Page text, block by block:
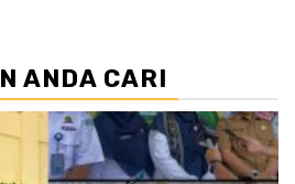
ANDA CARI